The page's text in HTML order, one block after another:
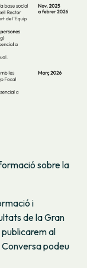
sobre la
i
de la Gran
al
podeu